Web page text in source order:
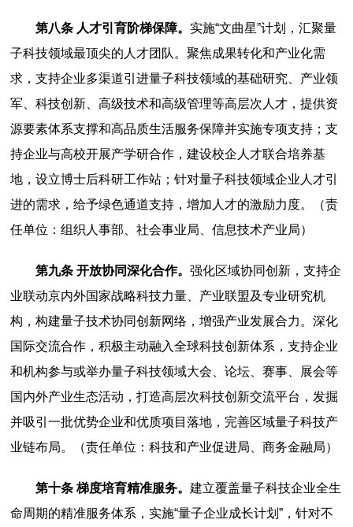
第八条 人才引育阶梯保障。 实施“文曲星”计划，汇聚量
子科技领域最顶尖的人才团队。聚焦成果转化和产业化需
求，支持企业多渠道引进量子科技领域的基础研究、产业领
军、科技创新、高级技术和高级管理等高层次人才，提供资
源要素体系支撑和高品质生活服务保障并实施专项支持；支
持企业与高校开展产学研合作，建设校企人才联合培养基
地，设立博士后科研工作站；针对量子科技领域企业人才引
进的需求，给予绿色通道支持，增加人才的激励力度。（责
任单位：组织人事部、社会事业局、信息技术产业局）
第九条 开放协同深化合作。强化区域协同创新，支持企
业联动京内外国家战略科技力量、产业联盟及专业研究机
构，构建量子技术协同创新网络，增强产业发展合力。深化
国际交流合作，积极主动融入全球科技创新体系，支持企业
和机构参与或举办量子科技领域大会、论坛、赛事、展会等
国内外产业生态活动，打造高层次科技创新交流平台，发掘
并吸引一批优势企业和优质项目落地，完善区域量子科技产
业链布局。（责任单位：科技和产业促进局、商务金融局）
第十条 梯度培育精准服务。建立覆盖量子科技企业全生
命周期的精准服务体系，实施“量子企业成长计划”，针对不